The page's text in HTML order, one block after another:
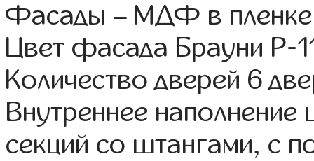
Фасады – МДФ в
Цвет фасада Брауни Р-
Количество дверей 6
Внутреннее
секций со штангами, с